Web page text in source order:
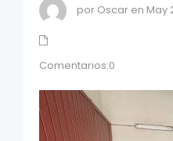
por Oscar en May
Comentarios:0